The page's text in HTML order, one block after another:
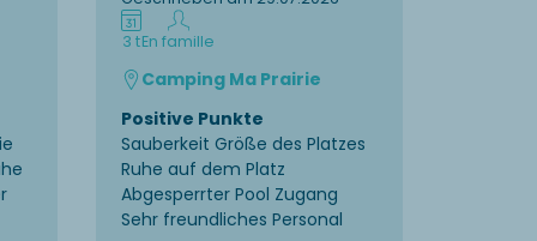
3 tEn famille
Camping Ma Prairie
Positive Punkte
Sauberkeit Größe des Platzes
Ruhe auf dem Platz
Abgesperrter Pool Zugang
Sehr freundliches Personal